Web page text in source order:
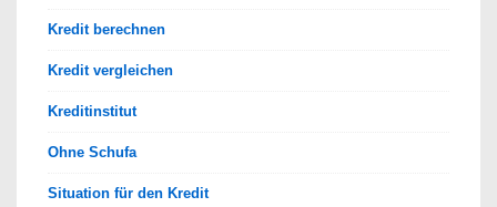
Kredit berechnen
Kredit vergleichen
Kreditinstitut
Ohne Schufa
Situation für den Kredit